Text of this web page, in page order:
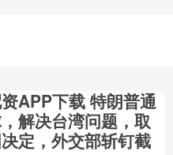
APP下载 特朗普通
解决台湾问题，取
定，外交部斩钉截